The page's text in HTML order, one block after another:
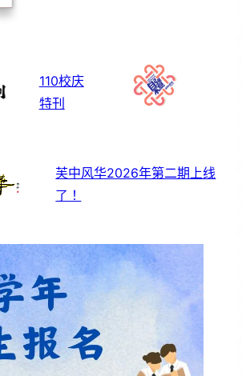
110校庆
特刊
芙中风华2026年第二期上线
了！